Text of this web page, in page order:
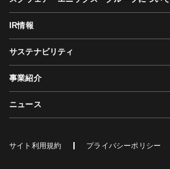
IR情報
サステナビリティ
事業紹介
ニュース
サイト利用規約 プライバシーポリシー